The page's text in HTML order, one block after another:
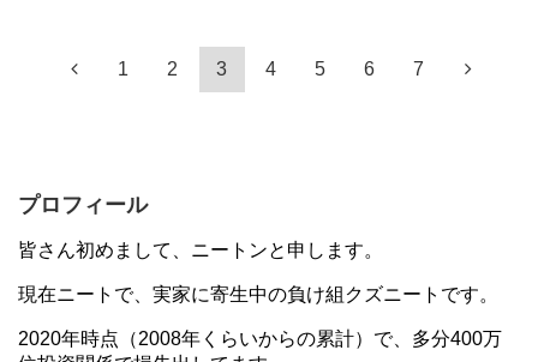
1 2 3 4 5 6 7
プロフィール
皆さん初めまして、ニートンと申します。
現在ニートで、実家に寄生中の負け組クズニートです。
2020年時点（2008年くらいからの累計）で、多分400万